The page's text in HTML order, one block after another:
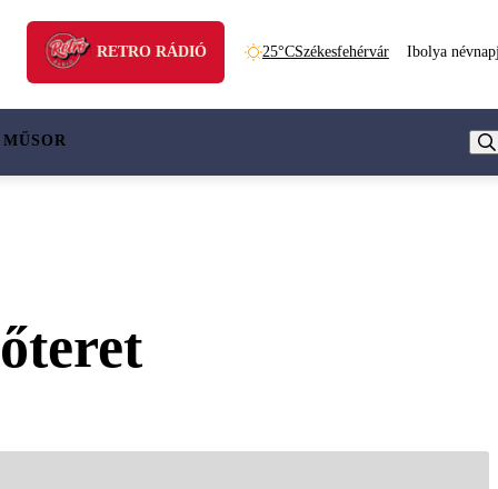
RETRO RÁDIÓ 25°CSzékesfehérvár Ibolya